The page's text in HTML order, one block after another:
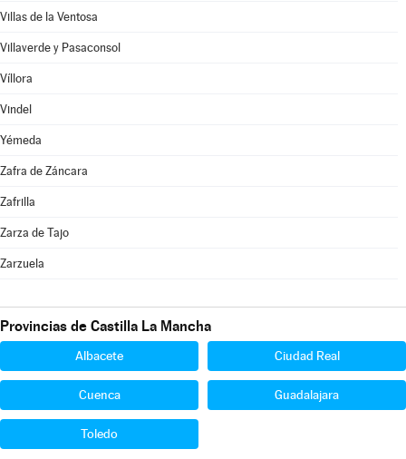
Villas de la Ventosa
Villaverde y Pasaconsol
Víllora
Vindel
Yémeda
Zafra de Záncara
Zafrilla
Zarza de Tajo
Zarzuela
Provincias de Castilla La Mancha
Albacete Ciudad Real
Cuenca Guadalajara
Toledo